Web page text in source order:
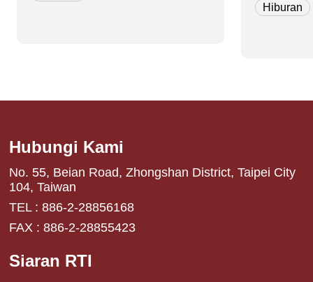
maupun
Hiburan
Hubungi Kami
No. 55, Beian Road, Zhongshan District, Taipei City
104, Taiwan
TEL : 886-2-28856168
FAX : 886-2-28855423
Siaran RTI